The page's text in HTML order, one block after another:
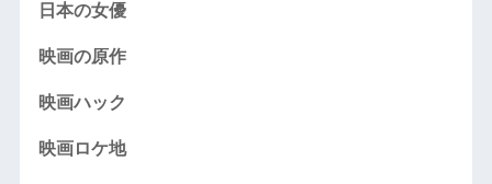
日本の女優
映画の原作
映画ハック
映画ロケ地